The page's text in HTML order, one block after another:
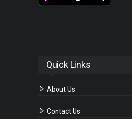
Quick Links
About Us
Contact Us